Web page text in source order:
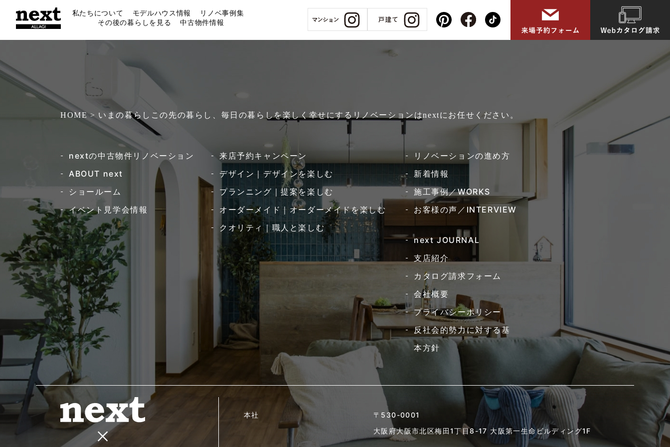
私たちについて モデルハウス情報
リノベ事例集
その後の暮らしを見る
中古物件情報
HOME > いまの暮らしこの先の暮らし、毎日の暮らしを楽しく幸せにするリノベーションはnextにお任せください。
nextの中古物件リノベーション​
ABOUT next
ショールーム
イベント見学会情報
来店予約キャンペーン
デザイン｜デザインを楽しむ
プランニング｜提案を楽しむ
オーダーメイド｜オーダーメイドを楽しむ
クオリティ｜職人と楽しむ
リノベーションの進め方
新着情報
施工事例／WORKS
お客様の声／INTERVIEW
next JOURNAL
支店紹介
カタログ請求フォーム
会社概要
プライバシーポリシー
反社会的勢力に対する基
本方針
本社
〒530-0001
大阪府大阪市北区梅田1丁目8-17 大阪第一生命ビルディング1F